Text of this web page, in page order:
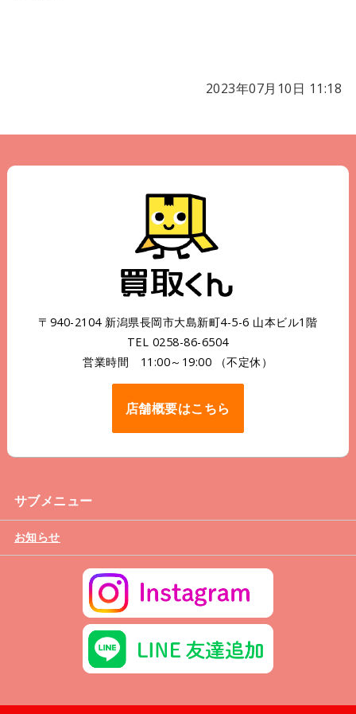
2023年07月10日 11:18
〒940-2104 新潟県長岡市大島新町4-5-6 山本ビル1階
TEL 0258-86-6504
営業時間 11:00～19:00 （不定休）
店舗概要はこちら
サブメニュー
お知らせ